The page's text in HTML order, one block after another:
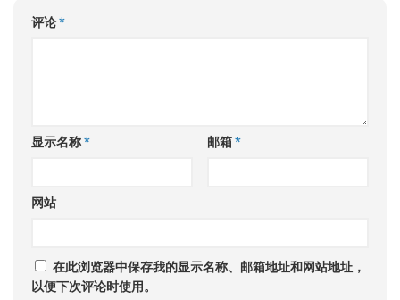
评论*
显示名称* 邮箱*
网站
在此浏览器中保存我的显示名称、邮箱地址和网站地址，
以便下次评论时使用。